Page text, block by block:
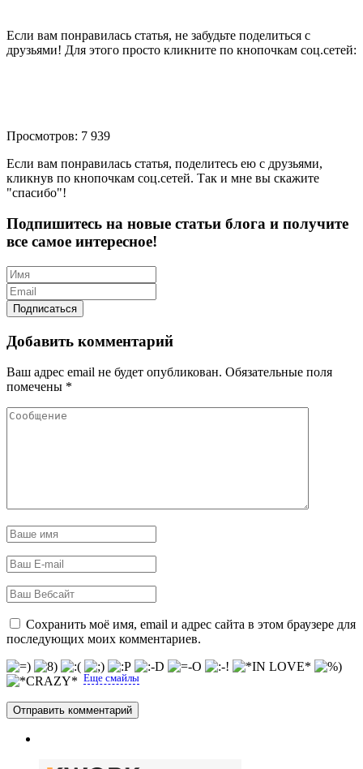
Если вам понравилась статья, не забудьте поделиться с
друзьями! Для этого просто кликните по кнопочкам соц.сетей:
Просмотров: 7 939
Если вам понравилась статья, поделитесь ею с друзьями,
кликнув по кнопочкам соц.сетей. Так и мне вы скажите
"спасибо"!
Подпишитесь на новые статьи блога и получите
все самое интересное!
Добавить комментарий
Ваш адрес email не будет опубликован. Обязательные поля
помечены *
Сохранить моё имя, email и адрес сайта в этом браузере для
последующих моих комментариев.
Еще смайлы